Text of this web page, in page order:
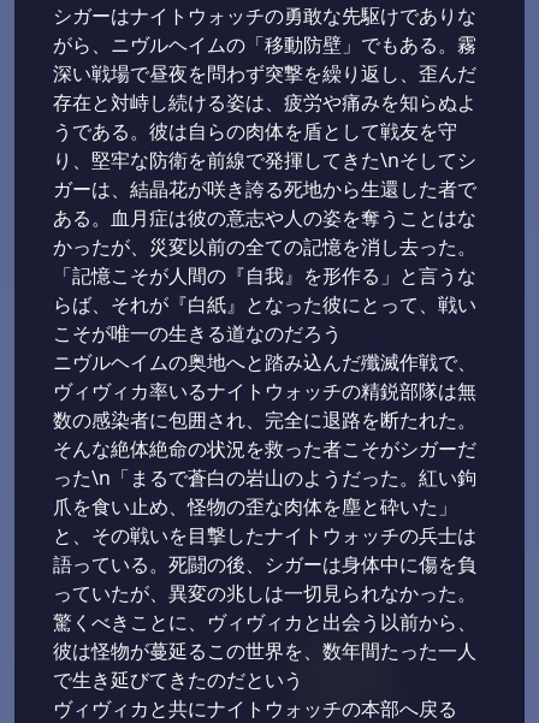
シガーはナイトウォッチの勇敢な先駆けでありな
がら、ニヴルヘイムの「移動防壁」でもある。霧
深い戦場で昼夜を問わず突撃を繰り返し、歪んだ
存在と対峙し続ける姿は、疲労や痛みを知らぬよ
うである。彼は自らの肉体を盾として戦友を守
り、堅牢な防衛を前線で発揮してきた\nそしてシ
ガーは、結晶花が咲き誇る死地から生還した者で
ある。血月症は彼の意志や人の姿を奪うことはな
かったが、災変以前の全ての記憶を消し去った。
「記憶こそが人間の『自我』を形作る」と言うな
らば、それが『白紙』となった彼にとって、戦い
こそが唯一の生きる道なのだろう
ニヴルヘイムの奥地へと踏み込んだ殲滅作戦で、
ヴィヴィカ率いるナイトウォッチの精鋭部隊は無
数の感染者に包囲され、完全に退路を断たれた。
そんな絶体絶命の状況を救った者こそがシガーだ
った\n「まるで蒼白の岩山のようだった。紅い鉤
爪を食い止め、怪物の歪な肉体を塵と砕いた」
と、その戦いを目撃したナイトウォッチの兵士は
語っている。死闘の後、シガーは身体中に傷を負
っていたが、異変の兆しは一切見られなかった。
驚くべきことに、ヴィヴィカと出会う以前から、
彼は怪物が蔓延るこの世界を、数年間たった一人
で生き延びてきたのだという
ヴィヴィカと共にナイトウォッチの本部へ戻る